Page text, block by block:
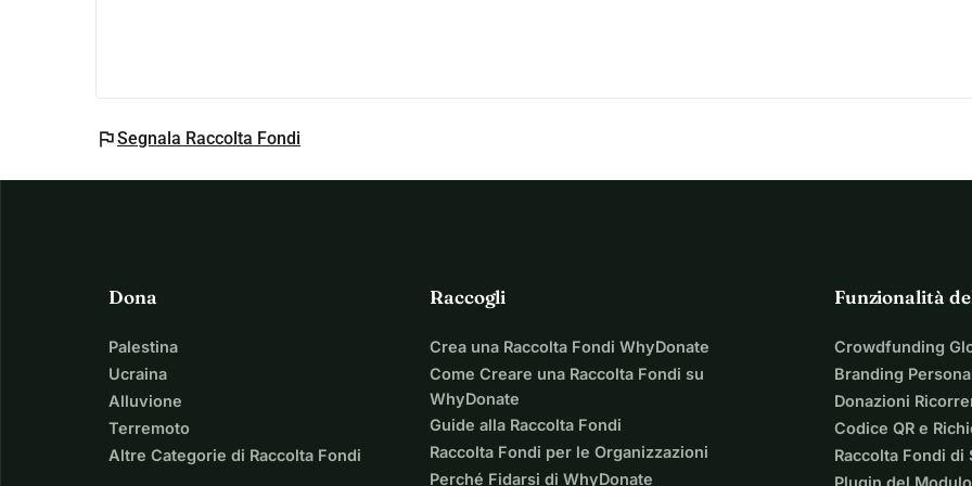
flagSegnala Raccolta Fondi
Dona
Palestina
Ucraina
Alluvione
Terremoto
Altre Categorie di Raccolta Fondi
Raccogli
Crea una Raccolta Fondi WhyDonate
Come Creare una Raccolta Fondi su
WhyDonate
Guide alla Raccolta Fondi
Raccolta Fondi per le Organizzazioni
Perché Fidarsi di WhyDonate
Funzionalità
Crowdfunding
Branding
Donazioni
Codice QR e
Raccolta Fondi di